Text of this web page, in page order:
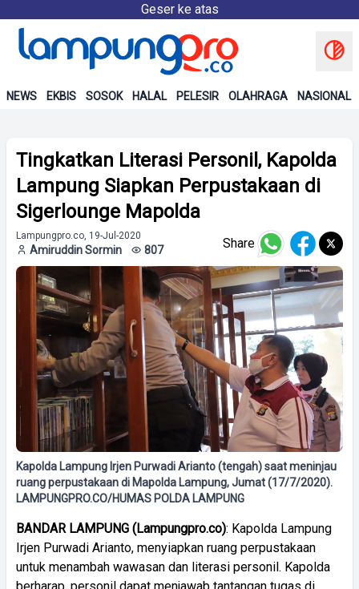
Geser ke atas
NEWS EKBIS SOSOK HALAL PELESIR OLAHRAGA NASIONAL
Tingkatkan Literasi Personil, Kapolda
Lampung Siapkan Perpustakaan di
Sigerlounge Mapolda
Lampungpro.co, 19-Jul-2020
Amiruddin Sormin 807 Share
Kapolda Lampung Irjen Purwadi Arianto (tengah) saat meninjau
ruang perpustakaan di Mapolda Lampung, Jumat (17/7/2020).
LAMPUNGPRO.CO/HUMAS POLDA LAMPUNG
BANDAR LAMPUNG (Lampungpro.co): Kapolda Lampung
Irjen Purwadi Arianto, menyiapkan ruang perpustakaan
untuk menambah wawasan dan literasi personil. Kapolda
berharap, personil dapat menjawab tantangan tugas di